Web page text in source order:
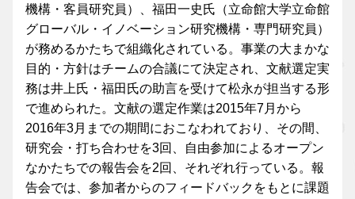
機構・客員研究員）、福田一史氏（立命館大学立命館
グローバル・イノベーション研究機構・専門研究員）
が務めるかたちで組織化されている。事業の大まかな
目的・方針はチームの合議にて決定され、文献選定実
務は井上氏・福田氏の助言を受けて松永が担当する形
で進められた。文献の選定作業は2015年7月から
2016年3月までの期間におこなわれており、その間、
研究会・打ち合わせを3回、自由参加によるオープン
なかたちでの報告会を2回、それぞれ行っている。報
告会では、参加者からのフィードバックをもとに課題